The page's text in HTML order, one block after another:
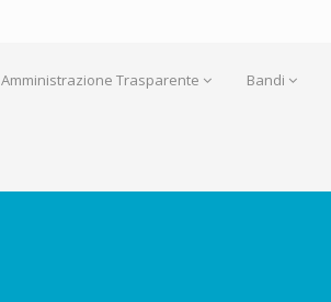
Amministrazione Trasparente Bandi